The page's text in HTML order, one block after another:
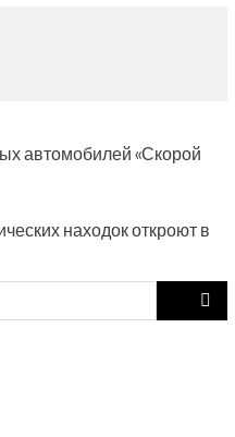
автомобилей «Скорой
находок откроют в
Search